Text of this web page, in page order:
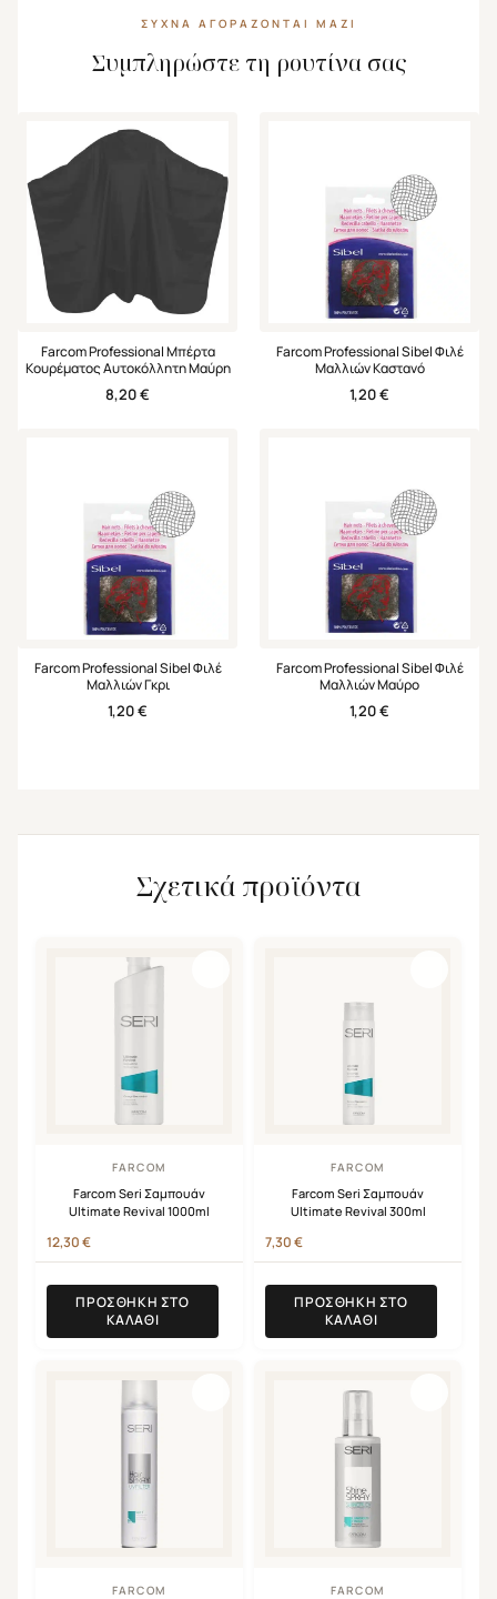
ΣΥΧΝΆ ΑΓΟΡΆΖΟΝΤΑΙ ΜΑΖΊ
Συμπληρώστε τη ρουτίνα σας
Farcom Professional Μπέρτα
Κουρέματος Αυτοκόλλητη Μαύρη
8,20€
Farcom Professional Sibel Φιλέ
Μαλλιών Καστανό
1,20€
Farcom Professional Sibel Φιλέ
Μαλλιών Γκρι
1,20€
Farcom Professional Sibel Φιλέ
Μαλλιών Μαύρο
1,20€
Σχετικά προϊόντα
FARCOM
Farcom Seri Σαμπουάν
Ultimate Revival 1000ml
12,30€
ΠΡΟΣΘΉΚΗ ΣΤΟ
ΚΑΛΆΘΙ
FARCOM
Farcom Seri Σαμπουάν
Ultimate Revival 300ml
7,30€
ΠΡΟΣΘΉΚΗ ΣΤΟ
ΚΑΛΆΘΙ
FARCOM FARCOM